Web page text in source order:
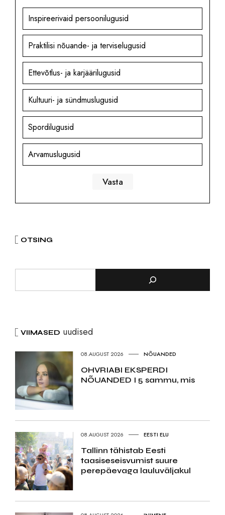
Inspireerivaid persoonilugusid
Praktilisi nõuande- ja terviselugusid
Ettevõtlus- ja karjäärilugusid
Kultuuri- ja sündmuslugusid
Spordilugusid
Arvamuslugusid
OTSING
VIIMASED uudised
08.AUGUST 2026 NÕUANDED
OHVRIABI EKSPERDI
NÕUANDED I 5 sammu, mis
08.AUGUST 2026 EESTI ELU
Tallinn tähistab Eesti
taasiseseisvumist suure
perepäevaga lauluväljakul